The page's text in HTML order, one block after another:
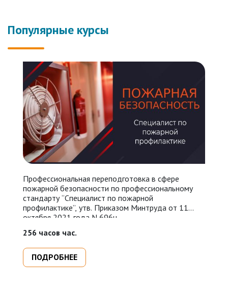
Популярные курсы
Профессиональная переподготовка в сфере
пожарной безопасности по профессиональному
стандарту “Специалист по пожарной
профилактике”, утв. Приказом Минтруда от 11
октября 2021 года N 696н.
256 часов час.
ПОДРОБНЕЕ